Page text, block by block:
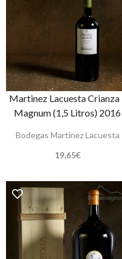
Martinez Lacuesta Crianza
Magnum (1,5 Litros) 2016
Bodegas Martinez Lacuesta
19,65€